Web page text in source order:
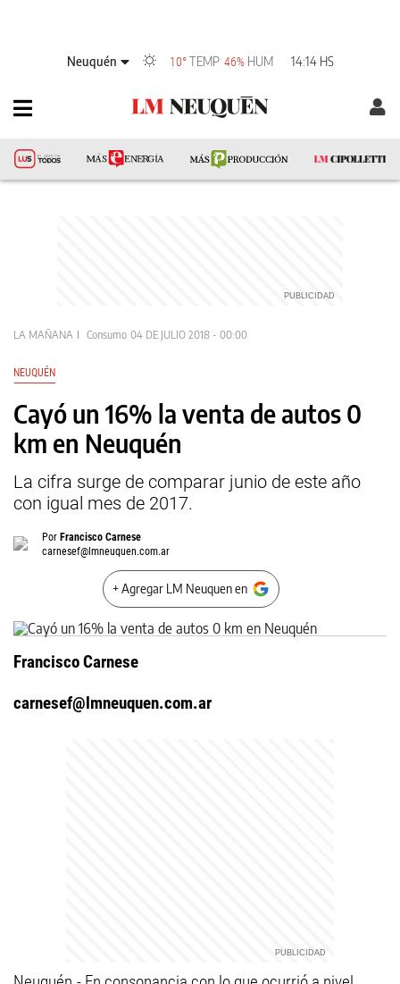
Neuquén 10° TEMP 46% HUM 14:14 HS
LA MAÑANA Consumo 04 DE JULIO 2018 - 00:00
NEUQUÉN
Cayó un 16% la venta de autos 0
km en Neuquén
La cifra surge de comparar junio de este año
con igual mes de 2017.
Por Francisco Carnese
carnesef@lmneuquen.com.ar
+ Agregar LM Neuquen en
Francisco Carnese
carnesef@lmneuquen.com.ar